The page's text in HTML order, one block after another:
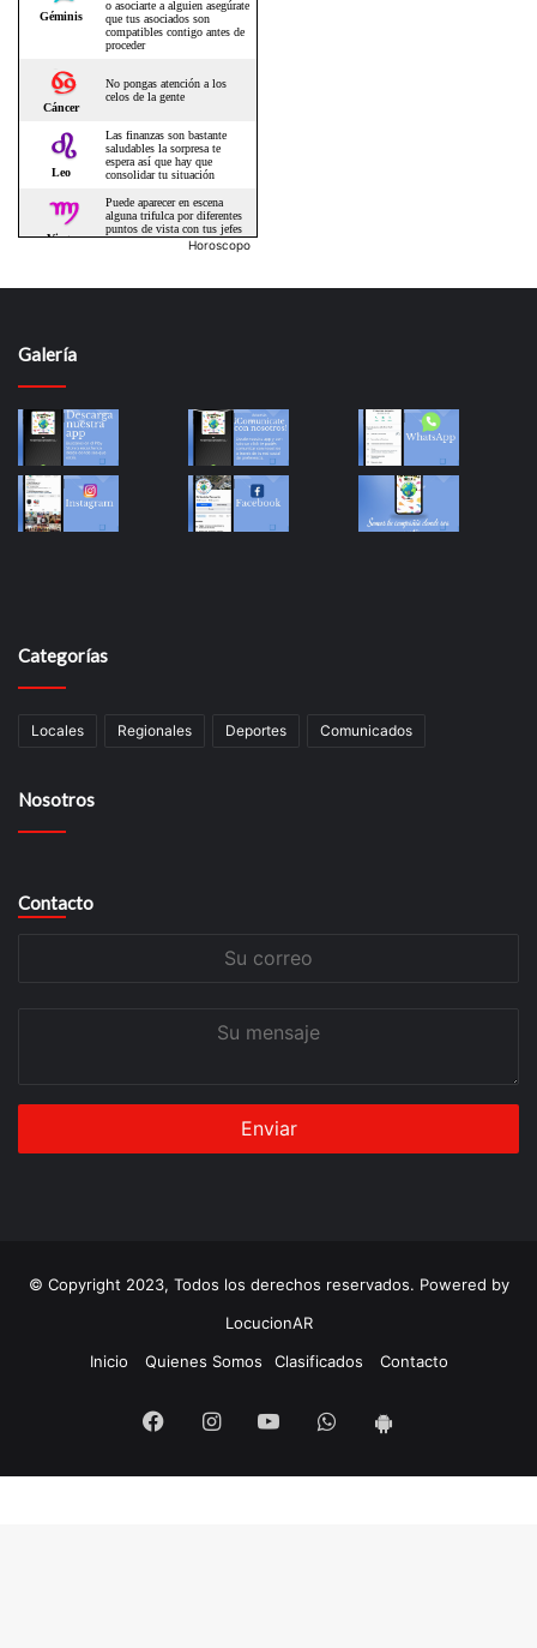
Horoscopo
Galería
Categorías
Locales Regionales Deportes Comunicados
Nosotros
Contacto
© Copyright 2023, Todos los derechos reservados. Powered by
LocucionAR
Inicio
Quienes Somos Clasificados Contacto
FacebookInstagramYoutubeWhatsapp
Android